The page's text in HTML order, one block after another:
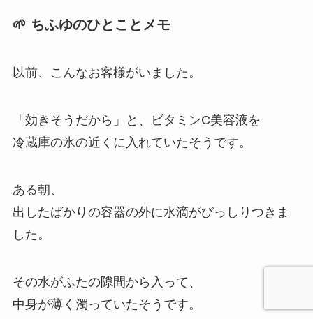
🌱 ちふゆのひとことメモ
以前、こんなお客様がいました。
「効きそうだから」と、ビタミンC美容液を
冷蔵庫の氷の近くに入れていたそうです。
ある朝、
出したばかりの容器の外に水滴がびっしりつきま
した。
その水がふたの隙間から入って、
中身が薄く濁っていたそうです。